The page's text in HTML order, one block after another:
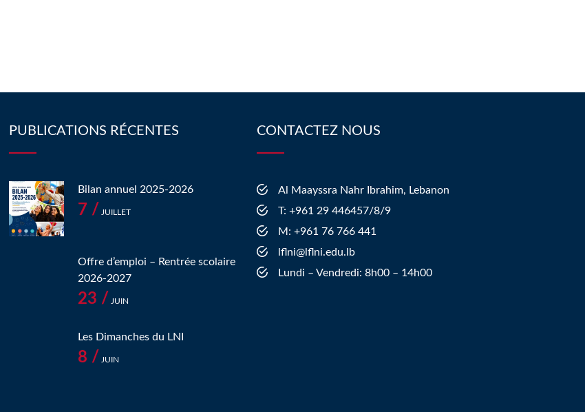
PUBLICATIONS RÉCENTES
Bilan annuel 2025-2026
7 / JUILLET
Offre d’emploi – Rentrée scolaire
2026-2027
23 / JUIN
Les Dimanches du LNI
8 / JUIN
CONTACTEZ NOUS
Al Maayssra Nahr Ibrahim, Lebanon
​T: +961 29 446457/8/9
​M: +961 76 766 441
lflni@lflni.edu.lb
Lundi – Vendredi: 8h00 – 14h00